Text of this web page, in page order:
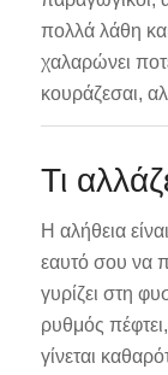
πολλά λάθη
χαλαρώνει
κουράζεσαι,
Τι
Η αλήθεια
εαυτό σου να
γυρίζει στη
ρυθμός
γίνεται